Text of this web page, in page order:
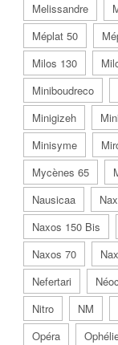
Melissandre
Méplat 50
Milos 130
Miniboudreco
Minigizeh
Minisyme
Mycènes 65
Nausicaa
Naxos 150 Bis
Naxos 70
Nefertari
Nitro
NM
Opéra